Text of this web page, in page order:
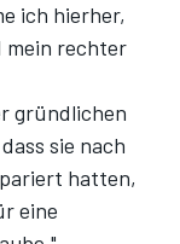
ich hierher,
mein rechter
gründlichen
sie nach
hatten,
eine